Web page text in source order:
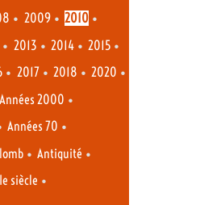
• 2009• 2010•
• 2013 • 2014• 2015 •
• 2017• 2018 • 2020 •
Années 2000 •
Années 70 •
• Antiquité •
IIe siècle •